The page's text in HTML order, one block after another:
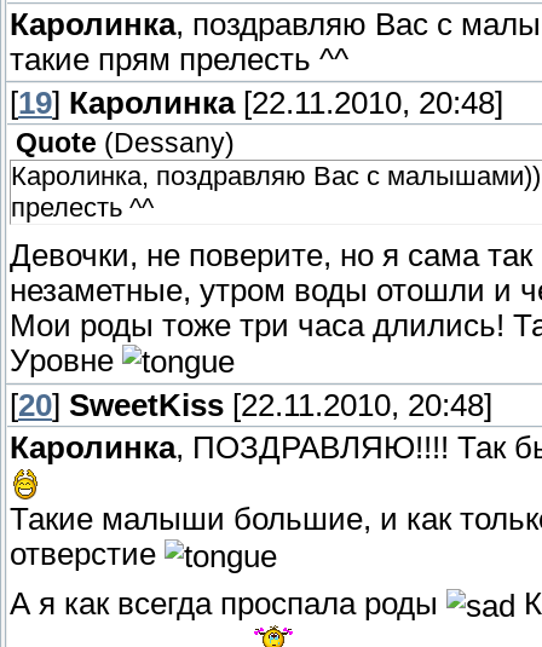
Каролинка, поздравляю Вас с
такие прям прелесть ^^
[19] Каролинка[22.11.2010, 20:48]
Quote (Dessany)
Каролинка, поздравляю Вас с
прелесть ^^
Девочки, не поверите, но я сама
незаметные, утром воды отошли и
Мои роды тоже три часа длились!
Уровне
[20] SweetKiss [22.11.2010, 20:48]
Каролинка, ПОЗДРАВЛЯЮ!!!! Так
Такие малыши большие, и как
отверстие
А я как всегда проспала роды